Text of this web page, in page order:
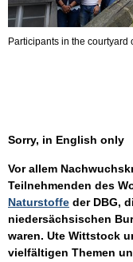
Participants in the courtyard
Sorry, in English only
Vor allem
Teilnehmenden des
Naturstoffe der DBG,
niedersächsischen
waren. Ute Wittstock
vielfältigen Themen